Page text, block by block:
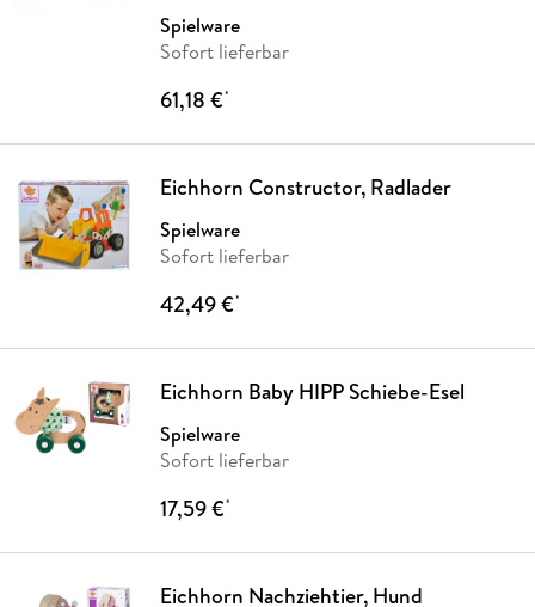
Spielware
Sofort lieferbar
61,18 €*
Eichhorn Constructor, Radlader
Spielware
Sofort lieferbar
42,49 €*
Eichhorn Baby HIPP Schiebe-Esel
Spielware
Sofort lieferbar
17,59 €*
Eichhorn Nachziehtier, Hund